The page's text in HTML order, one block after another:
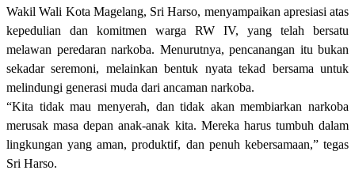
Wakil Wali Kota Magelang, Sri Harso, menyampaikan apresiasi atas
kepedulian dan komitmen warga RW IV, yang telah bersatu
melawan peredaran narkoba. Menurutnya, pencanangan itu bukan
sekadar seremoni, melainkan bentuk nyata tekad bersama untuk
melindungi generasi muda dari ancaman narkoba.
“Kita tidak mau menyerah, dan tidak akan membiarkan narkoba
merusak masa depan anak-anak kita. Mereka harus tumbuh dalam
lingkungan yang aman, produktif, dan penuh kebersamaan,” tegas
Sri Harso.